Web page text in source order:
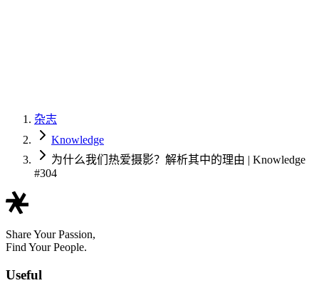
杂志
Knowledge
为什么我们热爱摄影？解析其中的理由 | Knowledge
#304
Share Your Passion,
Find Your People.
Useful